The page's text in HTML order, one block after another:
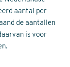
aantal per
de aantallen
is voor